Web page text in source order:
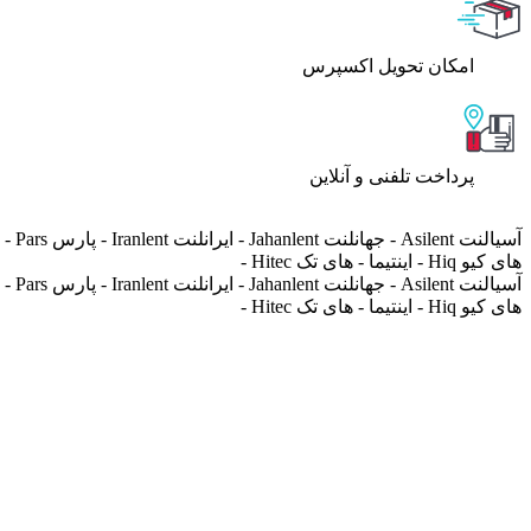
اﻣﮑﺎن ﺗﺤﻮﯾﻞ اﮐﺴﭙﺮس
پرداخت تلفنی و آنلاین
های کیو Hiq - اینتیما - های تک Hitec -
های کیو Hiq - اینتیما - های تک Hitec -